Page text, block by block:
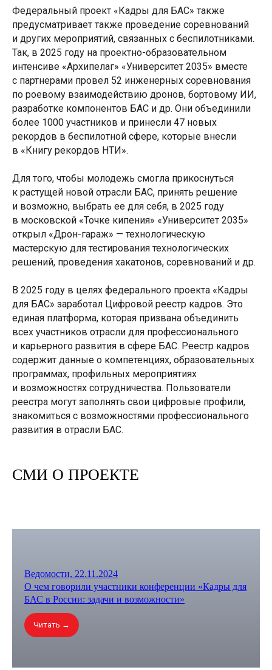
Федеральный проект «Кадры для БАС» также
предусматривает также проведение соревнований
и других мероприятий, связанных с беспилотниками.
Так, в 2025 году на проектно-образовательном
интенсиве «Архипелаг» «Университет 2035» вместе
с партнерами провел 52 инженерных соревнования
по роевому взаимодействию дронов, бортовому ИИ,
разработке компонентов БАС и др. Они объединили
более 1000 участников и принесли 47 новых
рекордов в беспилотной сфере, которые внесли
в «Книгу рекордов НТИ».
Для того, чтобы молодежь смогла прикоснуться
к растущей новой отрасли БАС, принять решение
и возможно, выбрать ее для себя, в 2025 году
в московской «Точке кипения» «Университет 2035»
открыл «Дрон-гараж» — технологическую
мастерскую для тестирования технологических
решений, проведения хакатонов, соревнований и др.
В 2025 году в целях федерального проекта «Кадры
для БАС» заработал Цифровой реестр кадров. Это
единая платформа, которая призвана объединить
всех участников отрасли для профессионального
и карьерного развития в сфере БАС. Реестр кадров
содержит данные о компетенциях, образовательных
программах, профильных мероприятиях
и возможностях сотрудничества. Пользователи
реестра могут заполнять свои цифровые профили,
знакомиться с возможностями профессионального
развития в отрасли БАС.
СМИ О ПРОЕКТЕ
Ведомости, 22.11.2024
О чем говорили участники конференции «Кадры для
БАС в России: задачи и возможности»
Читать →